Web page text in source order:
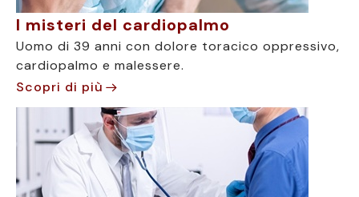
I misteri del cardiopalmo
Uomo di 39 anni con dolore toracico oppressivo,
cardiopalmo e malessere.
Scopri di più